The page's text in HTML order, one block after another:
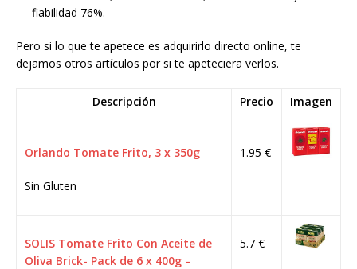
fiabilidad 76%.
Pero si lo que te apetece es adquirirlo directo online, te
dejamos otros artículos por si te apeteciera verlos.
Descripción Precio Imagen
Orlando Tomate Frito, 3 x 350g
Sin Gluten
1.95 €
SOLIS Tomate Frito Con Aceite de
Oliva Brick- Pack de 6 x 400g –
5.7 €